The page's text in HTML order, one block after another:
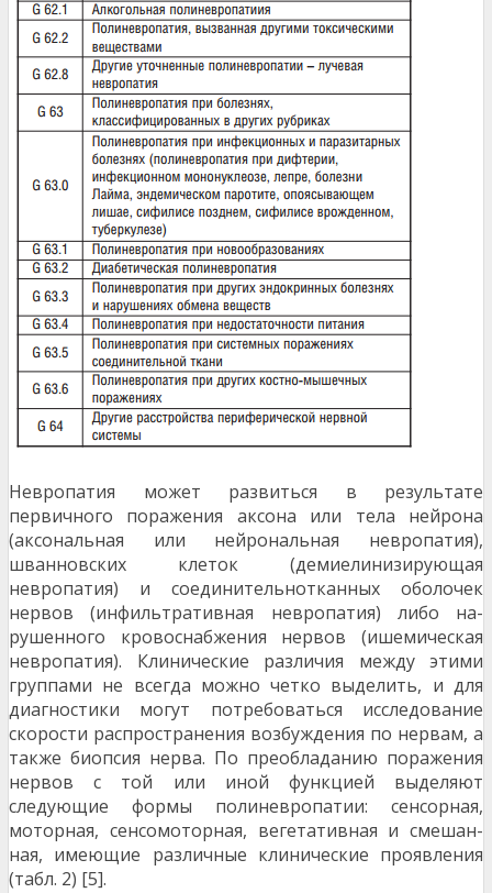
Невропатия может развиться в результате
первично­го поражения аксона или тела нейрона
(аксональная или нейрональная невропатия),
шванновских клеток (демиелинизирующая
невропатия) и соединительнотканных оболочек
нервов (инфильтративная невропатия) либо на­
рушенного кровоснабжения нервов (ишемическая
невро­патия). Клинические различия между этими
группами не всегда можно четко выделить, и для
диагностики могут потребоваться исследование
скорости распространения возбуждения по нервам, а
также биопсия нерва. По пре­обладанию поражения
нервов с той или иной функцией выделяют
следующие формы полиневропатии: сенсор­ная,
моторная, сенсомоторная, вегетативная и смешан­
ная, имеющие различные клинические проявления
(табл. 2) [5].